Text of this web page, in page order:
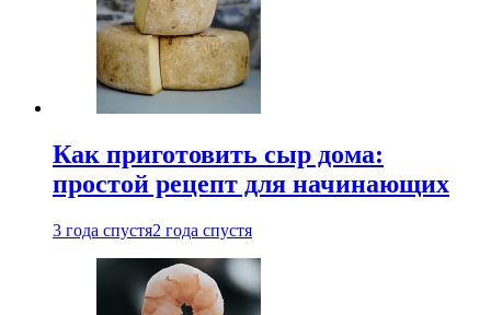
Как приготовить сыр дома:
простой рецепт для начинающих
3 года спустя2 года спустя